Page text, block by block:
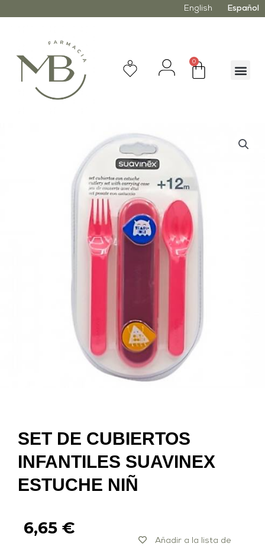
English Español
0
SET DE CUBIERTOS
INFANTILES SUAVINEX
ESTUCHE NIÑ
6,65 €
Añadir a la lista de